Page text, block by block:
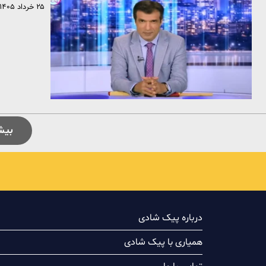
۲۵ خرداد ۱۴۰۵
درباره پیک شادی
همیاری با پیک شادی